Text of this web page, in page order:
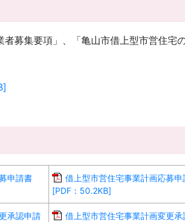
募集要項」、「亀山市借上型市営住宅
申請書
借上型市営住宅事業計画応募申
[PDF：50.2KB]
承認申請
借上型市営住宅事業計画変更承